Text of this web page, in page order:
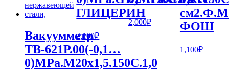
Вакуумметр
ТВ-621Р.00(-0,1…
0)MPa.М20х1,5.150С.1,0
ГЛИЦЕРИН
2,100₽
2,000₽
ФОШ
1,100₽